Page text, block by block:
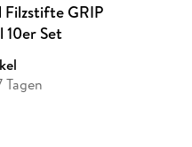
Filzstifte GRIP
10er Set